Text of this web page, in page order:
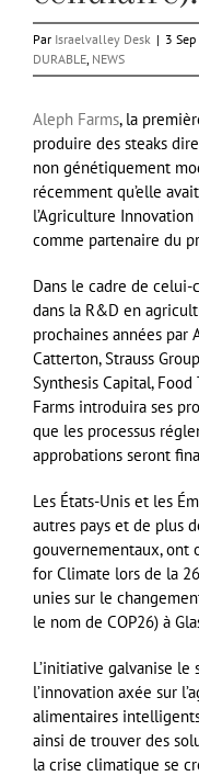
Par Israelvalley Desk | 3
DURABLE NEWS
Aleph Farms, la
produire des steaks
non génétiquement
récemment qu’elle
l’Agriculture
comme partenaire du
Dans le cadre de
dans la R&D en
prochaines années par
Catterton, Strauss
Synthesis Capital,
Farms introduira ses
que les processus
approbations seront
Les États-Unis et les
autres pays et de plus
gouvernementaux, ont
for Climate lors de la
unies sur le
le nom de COP26) à
L’initiative galvanise
l’innovation axée sur
alimentaires
ainsi de trouver des
la crise climatique se